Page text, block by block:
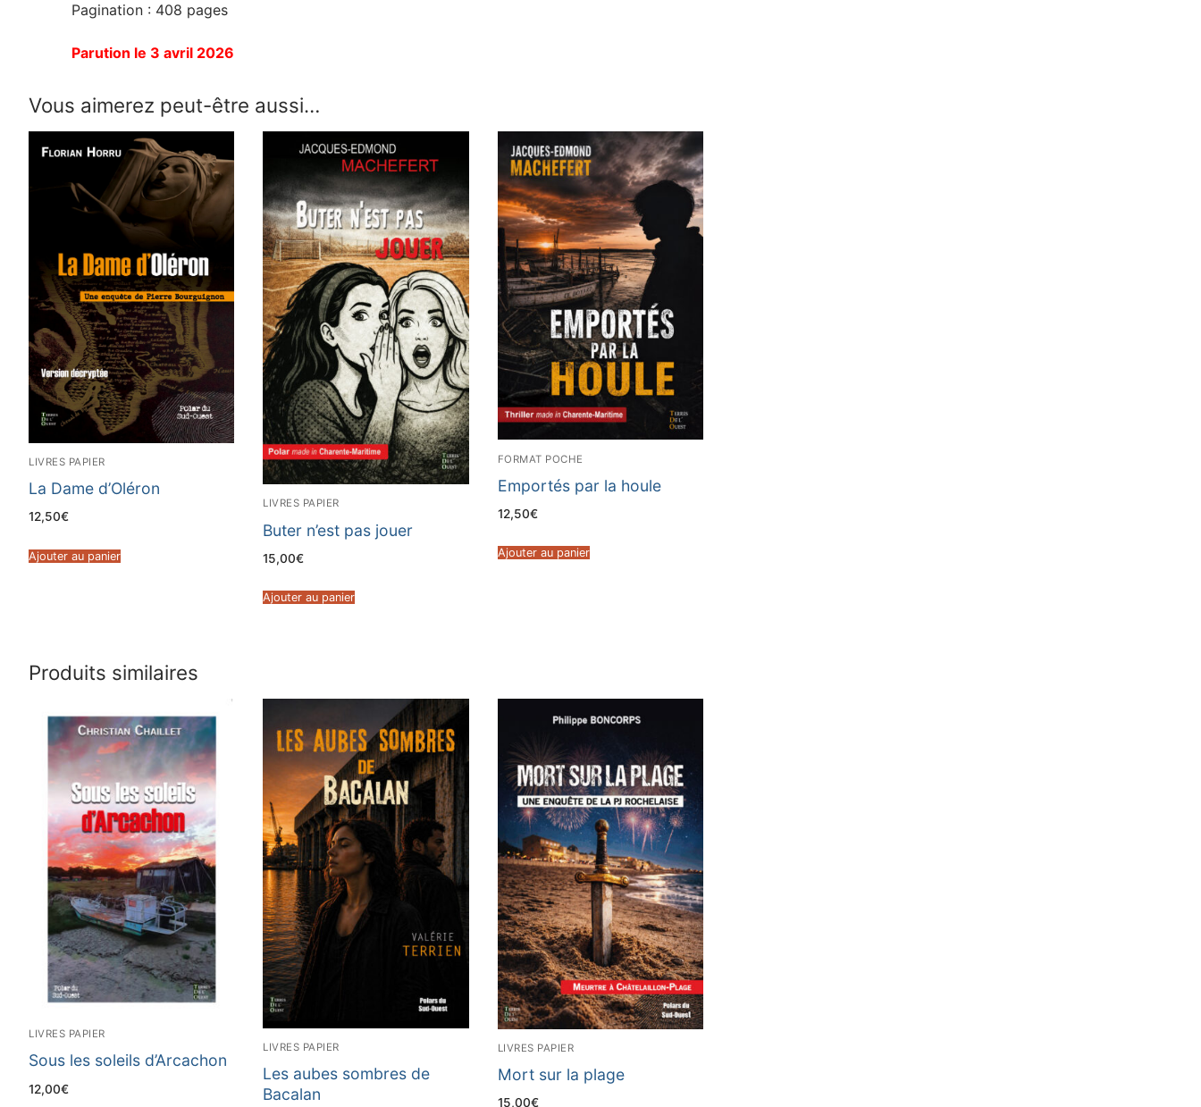
Pagination : 408 pages
Parution le 3 avril 2026
Vous aimerez peut-être aussi…
LIVRES PAPIER
La Dame d’Oléron
12,50€
Ajouter au panier
LIVRES PAPIER
Buter n’est pas jouer
15,00€
Ajouter au panier
FORMAT POCHE
Emportés par la houle
12,50€
Ajouter au panier
Produits similaires
LIVRES PAPIER
Sous les soleils d’Arcachon
12,00€
LIVRES PAPIER
Les aubes sombres de
Bacalan
LIVRES PAPIER
Mort sur la plage
15,00€